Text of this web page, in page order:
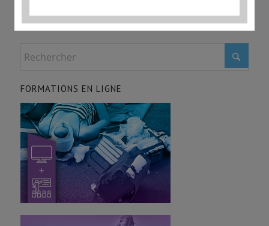
FORMATIONS EN LIGNE